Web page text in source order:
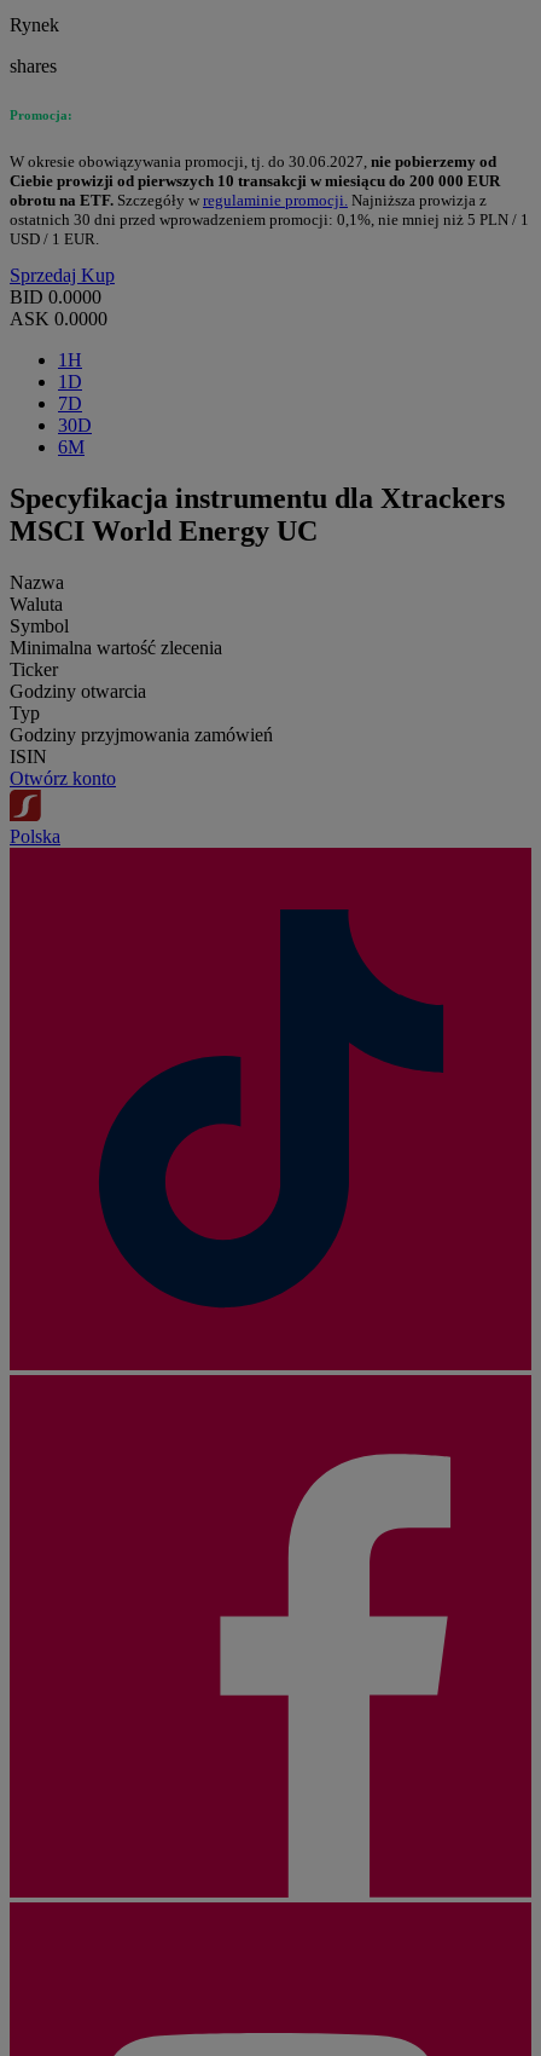
Rynek
shares
Promocja:
W okresie obowiązywania promocji, tj. do 30.06.2027, nie pobierzemy od
Ciebie prowizji od pierwszych 10 transakcji w miesiącu do 200 000 EUR
obrotu na ETF. Szczegóły w regulaminie promocji. Najniższa prowizja z
ostatnich 30 dni przed wprowadzeniem promocji: 0,1%, nie mniej niż 5 PLN / 1
USD / 1 EUR.
Sprzedaj Kup
BID 0.0000
ASK 0.0000
1H
1D
7D
30D
6M
Specyfikacja instrumentu dla Xtrackers
MSCI World Energy UC
Nazwa
Waluta
Symbol
Minimalna wartość zlecenia
Ticker
Godziny otwarcia
Typ
Godziny przyjmowania zamówień
ISIN
Otwórz konto
Polska